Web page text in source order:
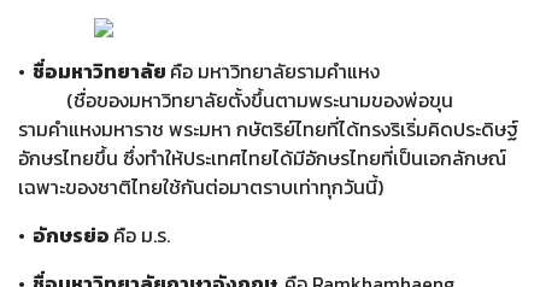
• ชื่อมหาวิทยาลัย คือ มหาวิทยาลัยรามคำแหง
(ชื่อของมหาวิทยาลัยตั้งขึ้นตามพระนามของพ่อขุน
รามคำแหงมหาราช พระมหา กษัตริย์ไทยที่ได้ทรงริเริ่มคิดประดิษฐ์
อักษรไทยขึ้น ซึ่งทำให้ประเทศไทยได้มีอักษรไทยที่เป็นเอกลักษณ์
เฉพาะของชาติไทยใช้กันต่อมาตราบเท่าทุกวันนี้)
• อักษรย่อ คือ ม.ร.